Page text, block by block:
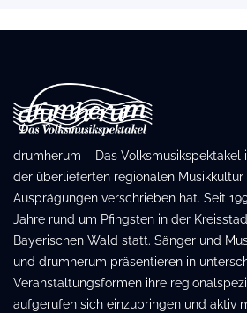
drumherum – Das Volksmusikspektakel
der überlieferten regionalen Musikkultur
Ausprägungen verschrieben hat. Seit
Jahre rund um Pfingsten in der
Bayerischen Wald statt. Sänger und
und drumherum präsentieren in
Veranstaltungsformen ihre
aufgerufen sich einzubringen und aktiv